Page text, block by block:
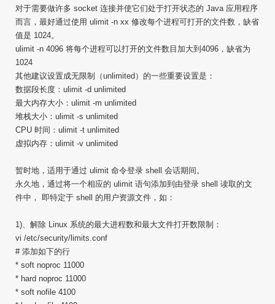
对于需要做许多 socket 连接并使它们处于打开状态的 Java 应用程序
而言，最好通过使用 ulimit -n xx 修改每个进程可打开的文件数，缺省
值是 1024。
ulimit -n 4096 将每个进程可以打开的文件数目加大到4096，缺省为
1024
其他建议设置成无限制（unlimited）的一些重要设置是：
数据段长度：ulimit -d unlimited
最大内存大小：ulimit -m unlimited
堆栈大小：ulimit -s unlimited
CPU 时间：ulimit -t unlimited
虚拟内存：ulimit -v unlimited
暂时地，适用于通过 ulimit 命令登录 shell 会话期间。
永久地，通过将一个相应的 ulimit 语句添加到由登录 shell 读取的文
件中， 即特定于 shell 的用户资源文件，如：
1)、解除 Linux 系统的最大进程数和最大文件打开数限制：
vi /etc/security/limits.conf
# 添加如下的行
* soft noproc 11000
* hard noproc 11000
* soft nofile 4100